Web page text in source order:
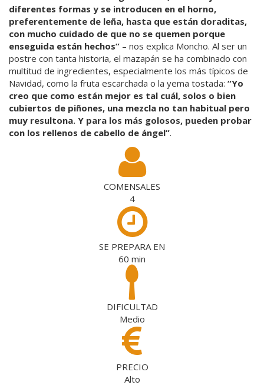
diferentes formas y se introducen en el horno,
preferentemente de leña, hasta que están doraditas,
con mucho cuidado de que no se quemen porque
enseguida están hechos” – nos explica Moncho. Al ser un
postre con tanta historia, el mazapán se ha combinado con
multitud de ingredientes, especialmente los más típicos de
Navidad, como la fruta escarchada o la yema tostada: “Yo
creo que como están mejor es tal cuál, solos o bien
cubiertos de piñones, una mezcla no tan habitual pero
muy resultona. Y para los más golosos, pueden probar
con los rellenos de cabello de ángel”.
COMENSALES
4
SE PREPARA EN
60 min
DIFICULTAD
Medio
PRECIO
Alto